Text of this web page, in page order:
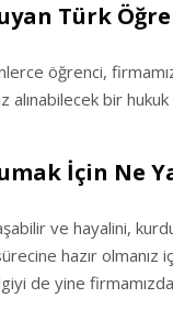
Türk
öğrenci,
alınabilecek bir
İçin Ne
ve hayalini,
hazır
de yine